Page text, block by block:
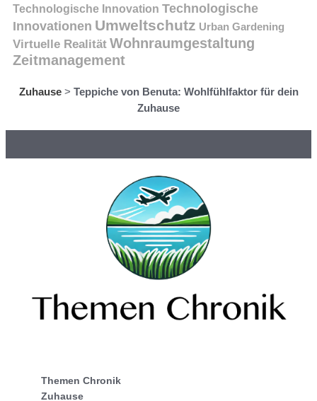
Technologische Innovation Technologische
Innovationen Umweltschutz Urban Gardening
Virtuelle Realität Wohnraumgestaltung
Zeitmanagement
Zuhause> Teppiche von Benuta: Wohlfühlfaktor für dein
Zuhause
Themen Chronik
Zuhause